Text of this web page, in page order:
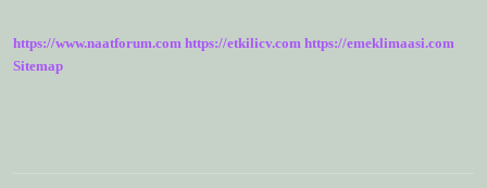
https://www.naatforum.com https://etkilicv.com https://emeklimaasi.com
Sitemap